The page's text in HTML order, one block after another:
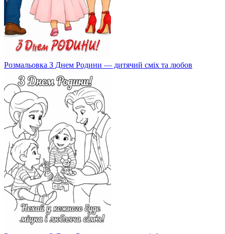
Розмальовка З Днем Родини — дитячий сміх та любов